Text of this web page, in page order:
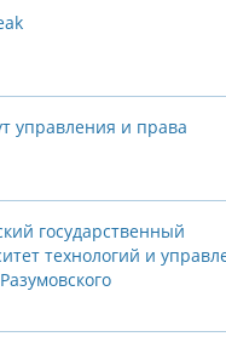
управления и права
государственный
технологий и